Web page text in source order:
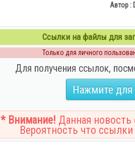
Автор :
Ссылки на файлы для
Только для личного
Для получения ссылок,
Нажмите для
* Внимание! Данная новость
Вероятность что